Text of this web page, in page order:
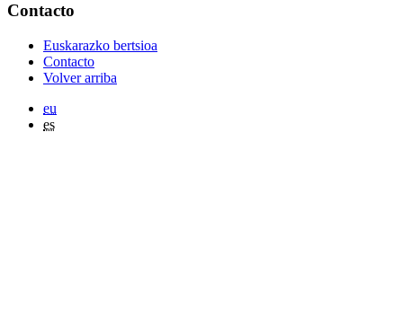
Contacto
Euskarazko bertsioa
Contacto
Volver arriba
eu
es